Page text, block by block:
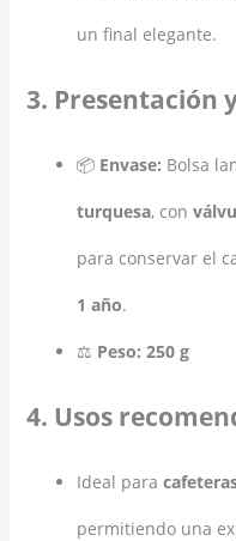
un final elegante.
3. Presentación
📦 Envase: Bolsa
turquesa, con
para conservar el
1 año.
⚖️ Peso: 250 g
4. Usos
Ideal para
permitiendo una